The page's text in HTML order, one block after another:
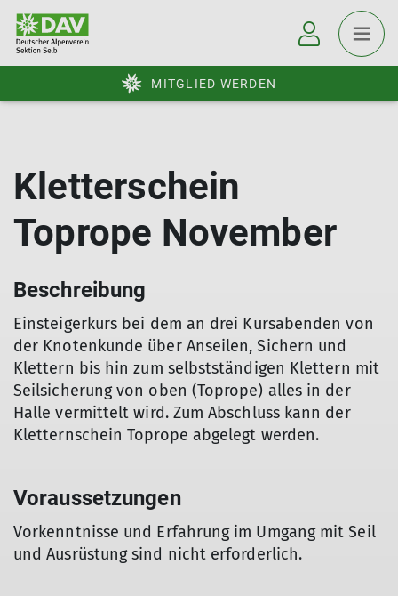
MITGLIED WERDEN
Kletterschein
Toprope November
Beschreibung
Einsteigerkurs bei dem an drei Kursabenden von
der Knotenkunde über Anseilen, Sichern und
Klettern bis hin zum selbstständigen Klettern mit
Seilsicherung von oben (Toprope) alles in der
Halle vermittelt wird. Zum Abschluss kann der
Kletternschein Toprope abgelegt werden.
Voraussetzungen
Vorkenntnisse und Erfahrung im Umgang mit Seil
und Ausrüstung sind nicht erforderlich.